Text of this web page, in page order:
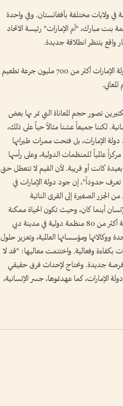
بتأسيس 10 عيادات للأمومة في ولايات مختلفة بأفغانستان. وفي واحدة
مبارك، "أم الإمارات" رئيسة الاتحاد
واقع ينتظر انطلاقة جديدة.
ولحماية جيل كامل من الإصابة بشلل الأطفال في باكستان، قدمت دولة الإمارات أكثر من 700 مليون جرعة تطعيم
تصور حجم المعاناة التي تمر بها بعض
لكننا جميعاً عشنا مثالاً حياً على ذلك،
لم تتردد دولة الإمارات، بل فتحت ممرات طيرانها
عالمياً للمنظمات الدولية، وعلى رأسها
بعيدة كانت أو قريبة. لأن القيم لا تتعطل حتى
تعرف حدوداً"، إن جود دولة الإمارات في
الجزر الصغيرة إلى القرى النائية
أينما كان، وحيث تكون الحياة ممكنة
مهما ثقلت التحديات. وترسخ الإمارات هذا النهج عالمياً عبر استضافة أكثر من 80 منظمة دولية في مدينة دبي
ووكالاتها ومؤسساتها العالمية، وتعزيز حلول
بكفاءة وفعالية. واختتمت معاليها: "قد لا
فرصة جديدة. ونحتاج لإحداث فرق حقيقي
الإمارات، كما عهدتموها، جسر الإنسانية،